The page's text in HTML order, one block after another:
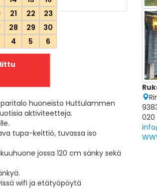
21 22
23
28 29
30
4 5 6
huoneisto Huttulammen
aktiviteetteja.
tupa-keittiö, tuvassa iso
jossa 120 cm sänky sekä
wifi ja etätyöpöytä